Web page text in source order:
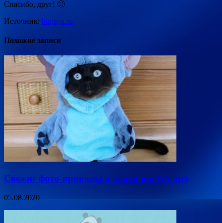
Спасибо, друг! 🙂
Источник: bugaga.ru
Похожие записи
Свежие фото-приколы и картинки (35 шт)
05.08.2020